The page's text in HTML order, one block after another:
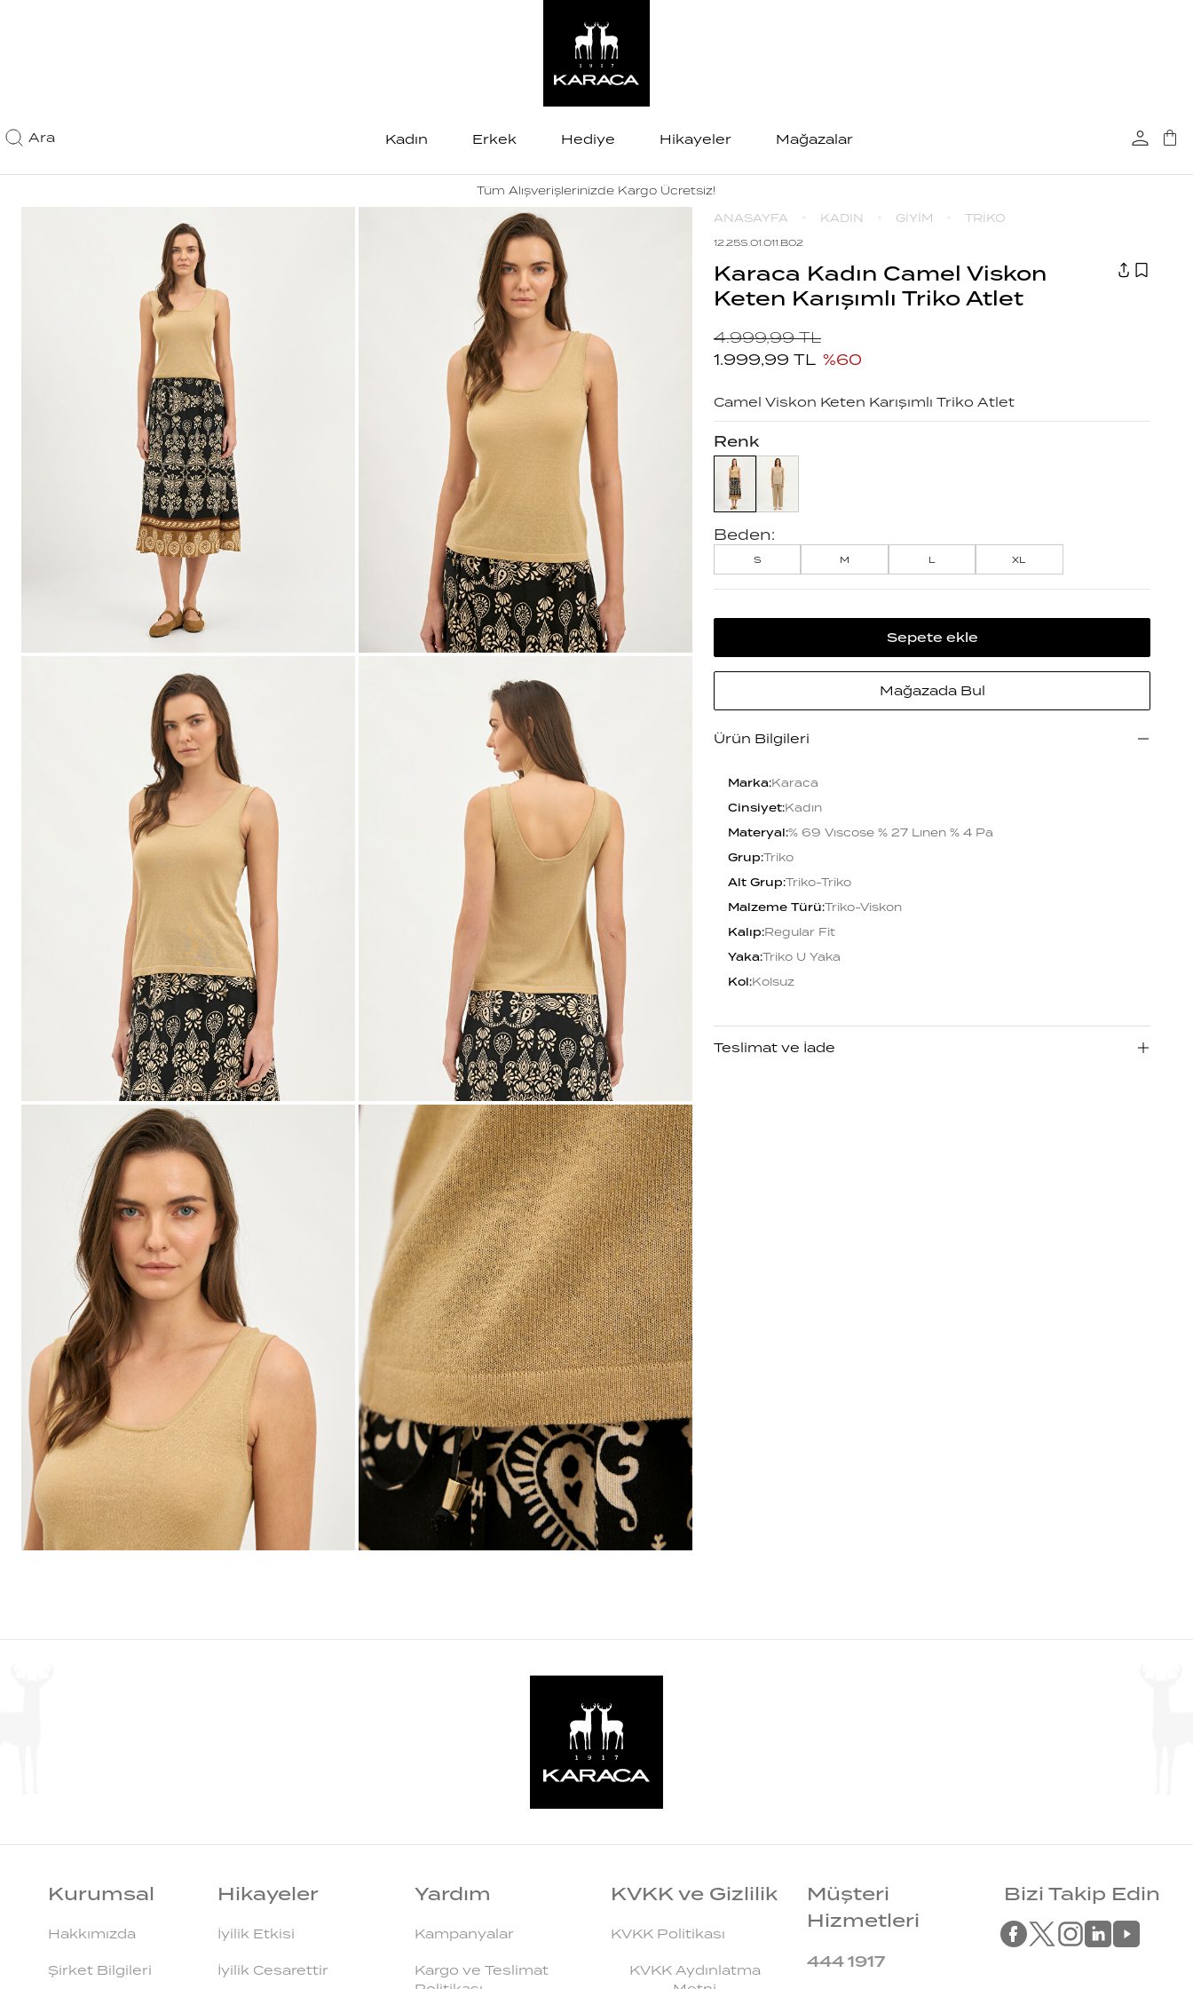
Ara Kadın Erkek Hediye Hikayeler Mağazalar
Tüm Alışverişlerinizde Kargo Ücretsiz!
ANASAYFA KADIN GİYİM TRİKO
12.25S.01.011.B02
Karaca Kadın Camel Viskon
Keten Karışımlı Triko Atlet
4.999,99 TL
1.999,99 TL %60
Camel Viskon Keten Karışımlı Triko Atlet
Renk
Beden:
S M L XL
Sepete ekle
Mağazada Bul
Ürün Bilgileri
Marka:Karaca
Cinsiyet:Kadın
Materyal:% 69 Vıscose % 27 Lınen % 4 Pa
Grup:Triko
Alt Grup:Triko-Triko
Malzeme Türü:Triko-Viskon
Kalıp:Regular Fit
Yaka:Triko U Yaka
Kol:Kolsuz
Teslimat ve İade
Kurumsal
Hakkımızda
Şirket Bilgileri
Hikayeler
İyilik Etkisi
İyilik Cesarettir
Yardım
Kampanyalar
Kargo ve Teslimat
KVKK ve Gizlilik
KVKK Politikası
KVKK Aydınlatma
Müşteri
Hizmetleri
444 1917
Bizi Takip Edin